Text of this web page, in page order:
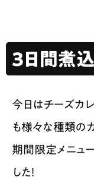
3日間煮込
今日はチーズカ
も様々な種類の
期間限定メニュ
した！